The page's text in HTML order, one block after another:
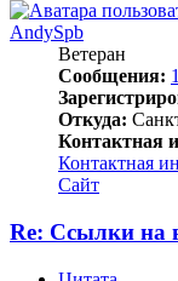
AndySpb
Ветеран
Сообщения:
Откуда:
Контактная
Контактная
Сайт
Re: Ссылки на